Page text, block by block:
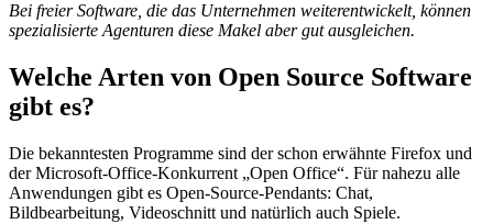
Bei freier Software, die das Unternehmen weiterentwickelt, können
spezialisierte Agenturen diese Makel aber gut ausgleichen.
Welche Arten von Open Source Software
gibt es?
Die bekanntesten Programme sind der schon erwähnte Firefox und
der Microsoft-Office-Konkurrent „Open Office“. Für nahezu alle
Anwendungen gibt es Open-Source-Pendants: Chat,
Bildbearbeitung, Videoschnitt und natürlich auch Spiele.